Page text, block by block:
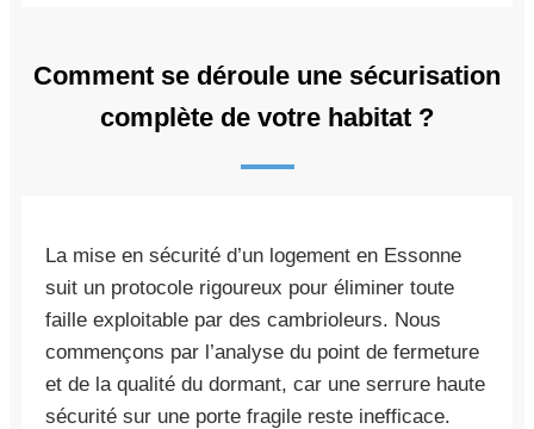
Comment se déroule une sécurisation
complète de votre habitat ?
La mise en sécurité d’un logement en Essonne
suit un protocole rigoureux pour éliminer toute
faille exploitable par des cambrioleurs. Nous
commençons par l’analyse du point de fermeture
et de la qualité du dormant, car une serrure haute
sécurité sur une porte fragile reste inefficace.